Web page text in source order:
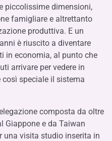
piccolissime dimensioni,
famigliare e altrettanto
produttiva. E un
è riuscito a diventare
in economia, al punto che
arrivare per vedere in
così speciale il sistema
composta da oltre
Giappone e da Taiwan
una visita studio inserita in